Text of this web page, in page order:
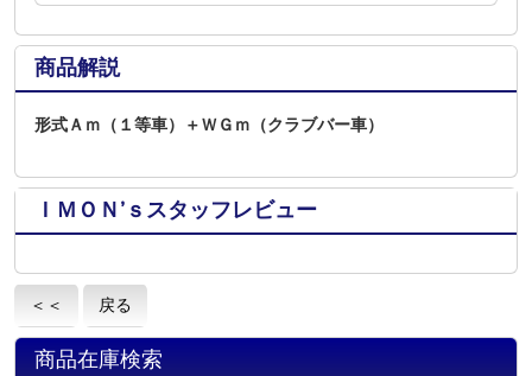
商品解説
形式Ａｍ（１等車）＋ＷＧｍ（クラブバー車）
ＩＭＯＮ’ｓスタッフレビュー
＜＜ 戻る
商品在庫検索